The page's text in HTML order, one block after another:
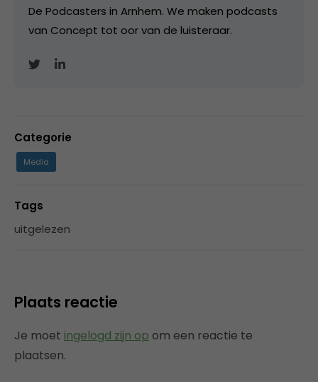
De Podcasters in Arnhem. We maken podcasts
van Concept tot oor van de luisteraar.
Categorie
Media
Tags
uitgelezen
Plaats reactie
Je moet ingelogd zijn op om een reactie te
plaatsen.